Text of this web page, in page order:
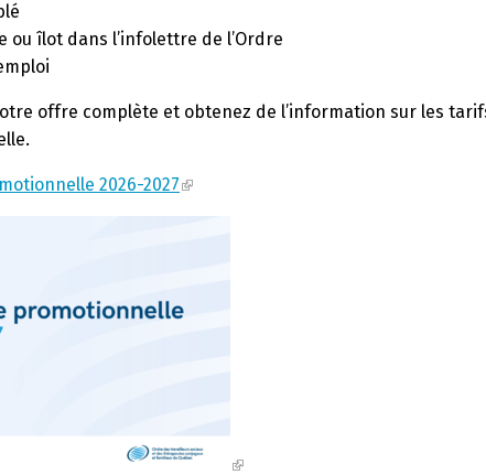
ou îlot dans l’infolettre de l’Ordre
loi
offre complète et obtenez de l’information sur les
.
2026-2027